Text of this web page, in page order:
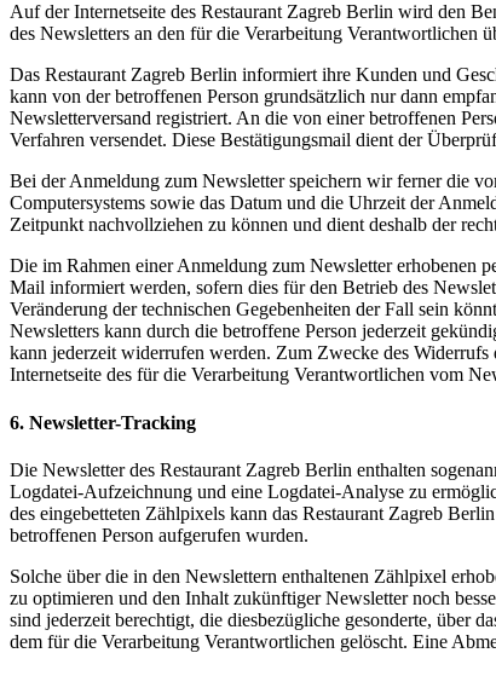
Auf der Internetseite des Restaurant Zagreb Berlin wird den
des Newsletters an den für die Verarbeitung Verantwortlichen
Das Restaurant Zagreb Berlin informiert ihre Kunden und
kann von der betroffenen Person grundsätzlich nur dann
Newsletterversand registriert. An die von einer betroffenen
Verfahren versendet. Diese Bestätigungsmail dient der
Bei der Anmeldung zum Newsletter speichern wir ferner die
Computersystems sowie das Datum und die Uhrzeit der
Zeitpunkt nachvollziehen zu können und dient deshalb der
Die im Rahmen einer Anmeldung zum Newsletter erhobenen
Mail informiert werden, sofern dies für den Betrieb des
Veränderung der technischen Gegebenheiten der Fall sein
Newsletters kann durch die betroffene Person jederzeit
kann jederzeit widerrufen werden. Zum Zwecke des
Internetseite des für die Verarbeitung Verantwortlichen vom
6. Newsletter-Tracking
Die Newsletter des Restaurant Zagreb Berlin enthalten
Logdatei-Aufzeichnung und eine Logdatei-Analyse zu
des eingebetteten Zählpixels kann das Restaurant Zagreb
betroffenen Person aufgerufen wurden.
Solche über die in den Newslettern enthaltenen Zählpixel
zu optimieren und den Inhalt zukünftiger Newsletter noch
sind jederzeit berechtigt, die diesbezügliche gesonderte, über
dem für die Verarbeitung Verantwortlichen gelöscht. Eine